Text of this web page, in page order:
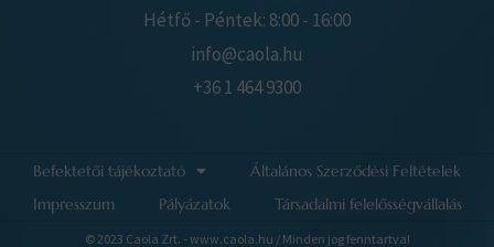
Hétfő - Péntek: 8:00 - 16:00
info@caola.hu
+36 1 464 9300
Befektetői tájékoztató
Általános Szerződési Feltételek
Impresszum
Pályázatok Társadalmi felelősségvállalás
© 2023 Caola Zrt. - www.caola.hu / Minden jog fenntartva!